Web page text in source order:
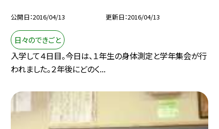
公開日 2016/04/13 更新日 2016/04/13
日々のできごと
入学して４日目。今日は、１年生の身体測定と学年集会が行
われました。２年後にどのく...